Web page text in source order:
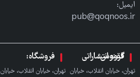
ایمیل:
pub@qoqnoos.ir
گروه انتشاراتی ققنوس:
تهران، خیابان انقلاب، خیابان
فروشگاه:
تهران، خیابان انقلاب، خیابان